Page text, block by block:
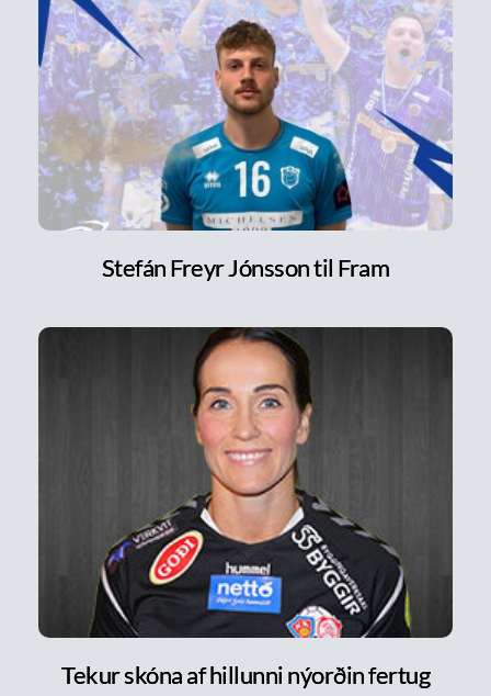
Stefán Freyr Jónsson til Fram
Tekur skóna af hillunni nýorðin fertug